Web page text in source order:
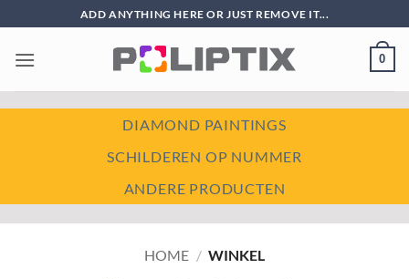
naar
inhoud
ADD ANYTHING HERE OR JUST REMOVE IT...
0
DIAMOND PAINTINGS
SCHILDEREN OP NUMMER
ANDERE PRODUCTEN
HOME / WINKEL